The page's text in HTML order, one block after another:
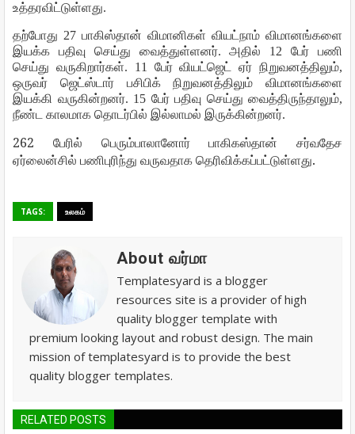
உத்தரவிட்டுள்ளது.
தற்போது 27 பாகிஸ்தான் விமானிகள் வியட்நாம் விமானங்களை
இயக்க
பதிவு செய்து வைத்துள்ளனர்.அதில் 12பேர்
பணி
செய்து வருகிறார்கள். 11 பேர் வியட்ஜெட் ஏர் நிறுவனத்திலும்,
ஒருவர்
ஜெட்ஸ்டார் பசிபிக் நிறுவனத்திலும்
விமானங்களை
இயக்கி வருகின்றனர். 15 பேர் பதிவு செய்து வைத்திருந்தாலும்,
நீண்ட
காலமாக தொடர்பில் இல்லாமல் இருக்கின்றனர்.
262 பேரில் பெரும்பாலானோர் பாகிகஸ்தான்
சர்வதேச
ஏர்லைன்சில் பணிபுரிந்து வருவதாக தெரிவிக்கப்பட்டுள்ளது.
TAGS: உலகம்
About வர்மா
Templatesyard is a blogger
resources site is a provider of high
quality blogger template with
premium looking layout and robust design. The main
mission of templatesyard is to provide the best
quality blogger templates.
RELATED POSTS